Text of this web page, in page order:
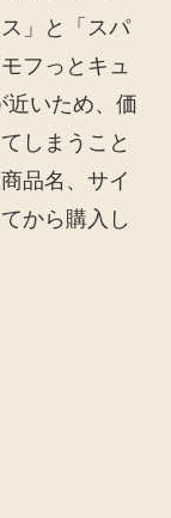
」と「スパ
フっとキュ
近いため、価
しまうこと
品名、サイ
から購入し